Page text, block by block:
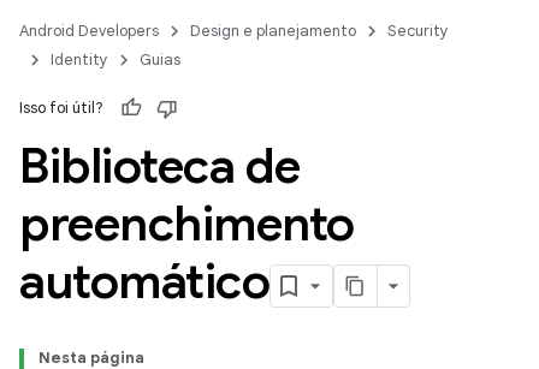
Android Developers Design e planejamento
Security
Identity
Guias
Isso foi útil?
Biblioteca de
preenchimento
automático
Nesta página